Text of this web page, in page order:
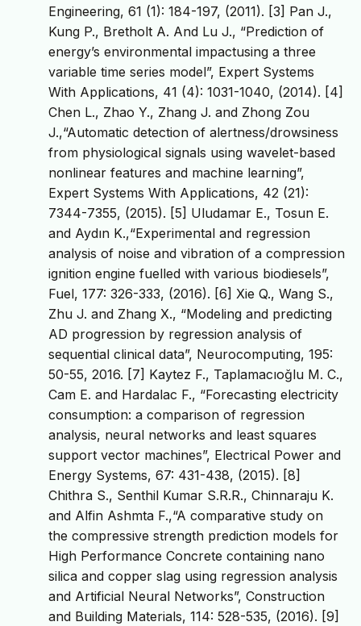
Engineering, 61 (1): 184-197, (2011). [3] Pan J.,
Kung P., Bretholt A. And Lu J., “Prediction of
energy’s environmental impactusing a three
variable time series model”, Expert Systems
With Applications, 41 (4): 1031-1040, (2014). [4]
Chen L., Zhao Y., Zhang J. and Zhong Zou
J.,“Automatic detection of alertness/drowsiness
from physiological signals using wavelet-based
nonlinear features and machine learning”,
Expert Systems With Applications, 42 (21):
7344-7355, (2015). [5] Uludamar E., Tosun E.
and Aydın K.,“Experimental and regression
analysis of noise and vibration of a compression
ignition engine fuelled with various biodiesels”,
Fuel, 177: 326-333, (2016). [6] Xie Q., Wang S.,
Zhu J. and Zhang X., “Modeling and predicting
AD progression by regression analysis of
sequential clinical data”, Neurocomputing, 195:
50-55, 2016. [7] Kaytez F., Taplamacıoğlu M. C.,
Cam E. and Hardalac F., “Forecasting electricity
consumption: a comparison of regression
analysis, neural networks and least squares
support vector machines”, Electrical Power and
Energy Systems, 67: 431-438, (2015). [8]
Chithra S., Senthil Kumar S.R.R., Chinnaraju K.
and Alfin Ashmta F.,“A comparative study on
the compressive strength prediction models for
High Performance Concrete containing nano
silica and copper slag using regression analysis
and Artificial Neural Networks”, Construction
and Building Materials, 114: 528-535, (2016). [9]